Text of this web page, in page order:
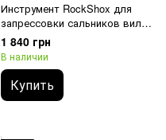
Инструмент RockShox для
запрессовки сальников вилки
30mm (for flangeless and
flanged dust seals)
(00.4318.030.000)
1 840 грн
В наличии
Купить